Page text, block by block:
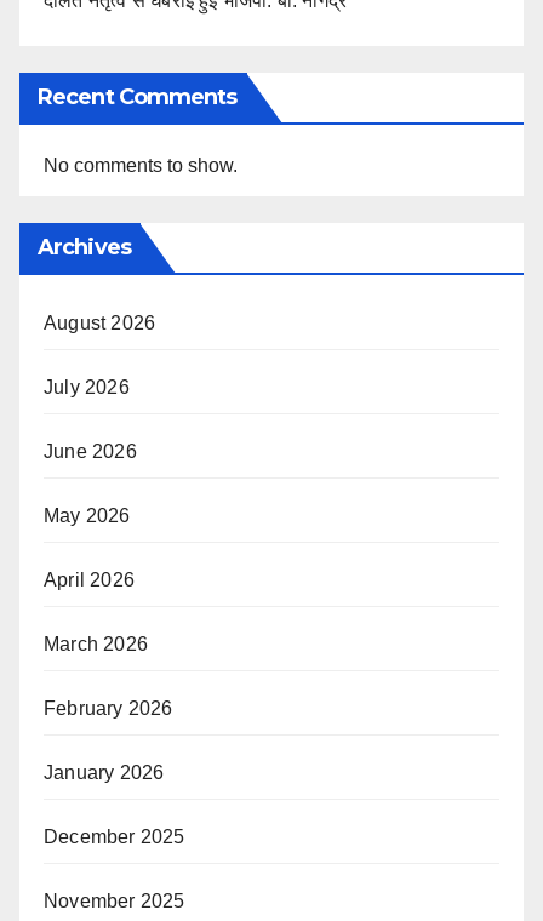
Recent Comments
No comments to show.
Archives
August 2026
July 2026
June 2026
May 2026
April 2026
March 2026
February 2026
January 2026
December 2025
November 2025